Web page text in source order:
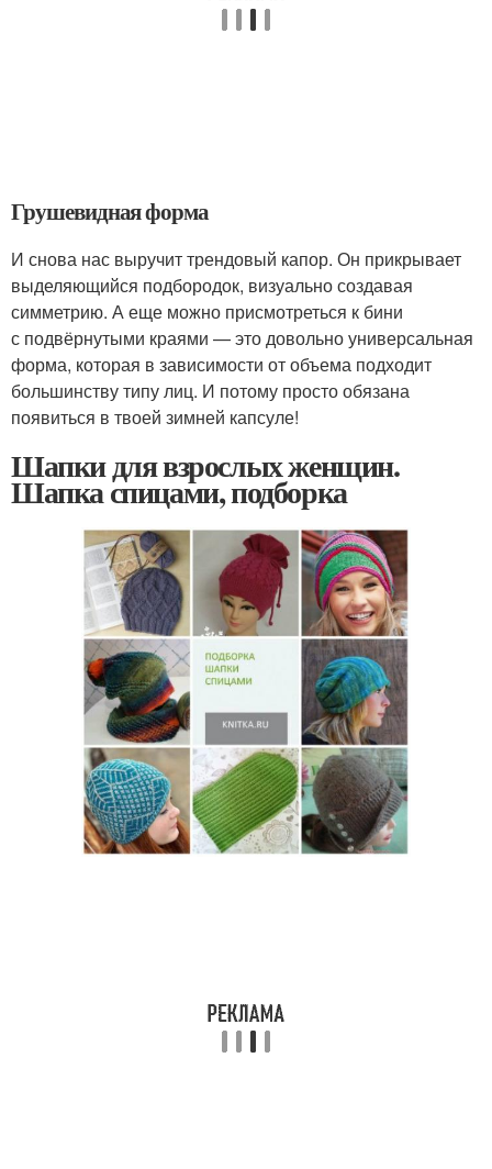
Грушевидная форма
И снова нас выручит трендовый капор. Он прикрывает
выделяющийся подбородок, визуально создавая
симметрию. А еще можно присмотреться к бини
с подвёрнутыми краями — это довольно универсальная
форма, которая в зависимости от объема подходит
большинству типу лиц. И потому просто обязана
появиться в твоей зимней капсуле!
Шапки для взрослых женщин.
Шапка спицами, подборка